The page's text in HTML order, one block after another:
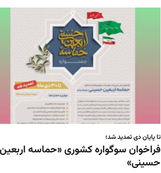
تا پایان دی تمدید شد؛
فراخوان سوگواره کشوری «حماسه اربعین
حسینی»